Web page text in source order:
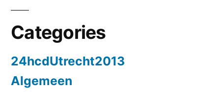
Categories
24hcdUtrecht2013
Algemeen